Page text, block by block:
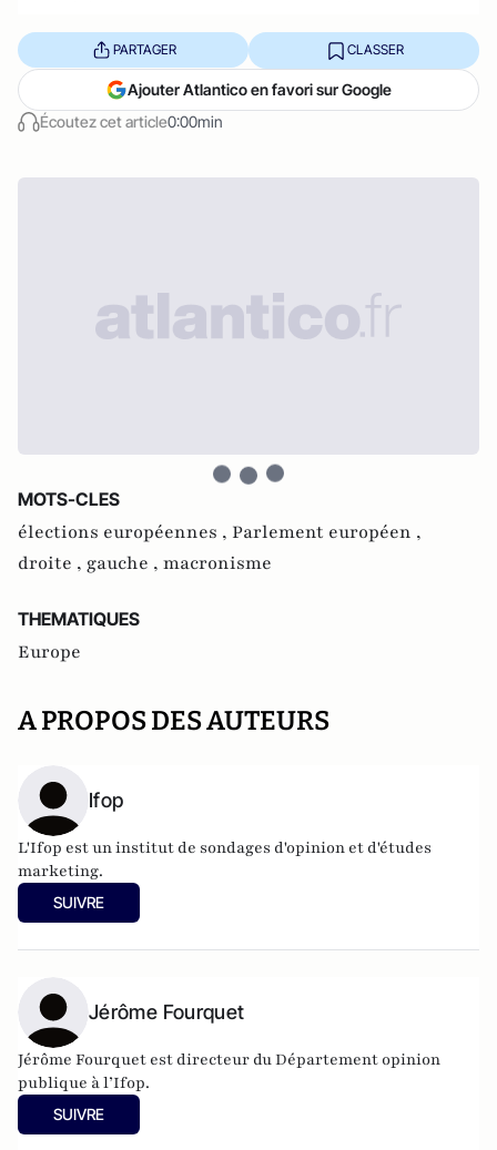
Écoutez cet article0:00min
PARTAGER CLASSER
Ajouter Atlantico en favori sur Google
MOTS-CLES
élections européennes , Parlement européen ,
droite , gauche , macronisme
THEMATIQUES
Europe
A PROPOS DES AUTEURS
Ifop
L'Ifop est un institut de sondages d'opinion et d'études
marketing.
SUIVRE
Jérôme Fourquet
Jérôme Fourquet est directeur du Département opinion
publique à l’Ifop.
SUIVRE